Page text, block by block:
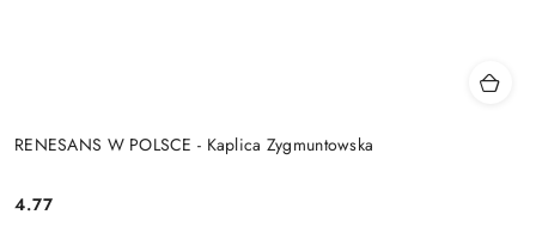
RENESANS W POLSCE - Kaplica Zygmuntowska
Cena:
4.77